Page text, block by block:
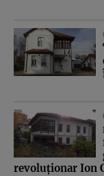
revoluţionar Ion